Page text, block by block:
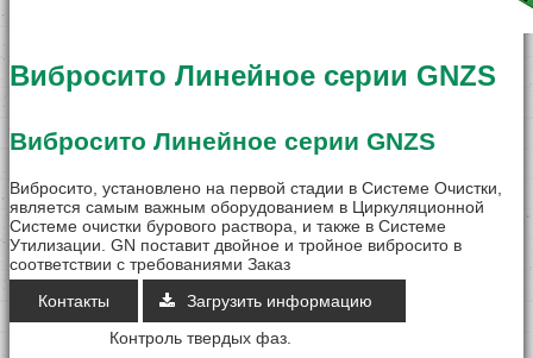
3 Phase Decanter Centrifuge
Центрифуга с 9-ом барабаном
Высокоскоростная центрифуга с 14-
Центрифуга с 22-ом барабаном
Вибросито Линейное серии GNZS
Вибросито Линейное серии GNZS
Вибросито, установлено на первой стадии в Системе Очистки,
является самым важным оборудованием в Циркуляционной
Системе очистки бурового раствора, и также в Системе
Утилизации. GN поставит двойное и тройное вибросито в
соответствии с требованиями Заказ
Контакты
Загрузить информацию
Контроль твердых фаз